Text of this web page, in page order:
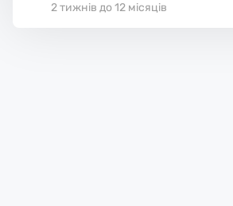
2 тижнів до 12 місяців